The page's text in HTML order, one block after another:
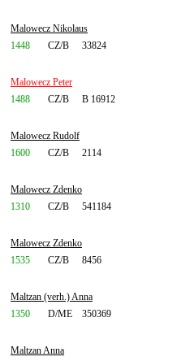
Malowecz Nikolaus
1448
CZ/B 33824
Malowecz Peter
1488
CZ/B B 16912
Malowecz Rudolf
1600
CZ/B 2114
Malowecz Zdenko
1310
CZ/B 541184
Malowecz Zdenko
1535
CZ/B 8456
Maltzan (verh.) Anna
1350
D/ME 350369
Maltzan Anna